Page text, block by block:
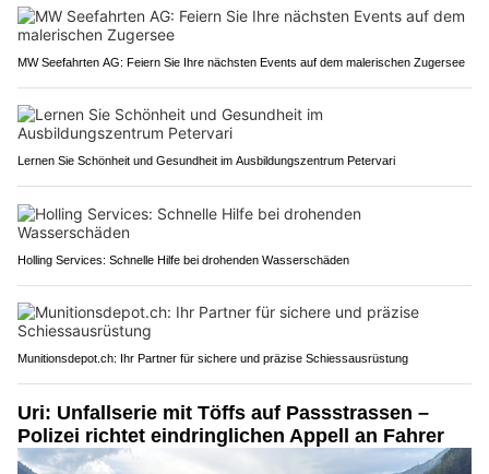
MW Seefahrten AG: Feiern Sie Ihre nächsten Events auf dem malerischen Zugersee
Lernen Sie Schönheit und Gesundheit im Ausbildungszentrum Petervari
Holling Services: Schnelle Hilfe bei drohenden Wasserschäden
Munitionsdepot.ch: Ihr Partner für sichere und präzise Schiessausrüstung
Uri: Unfallserie mit Töffs auf Passstrassen –
Polizei richtet eindringlichen Appell an Fahrer